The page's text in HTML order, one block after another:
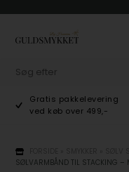
Gratis pakkelevering
ved køb over 499,-
SØLVARMBÅND TIL STACKING –